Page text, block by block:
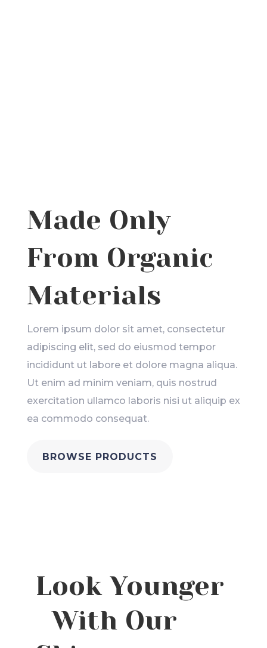
Made Only
From Organic
Materials
Lorem ipsum dolor sit amet, consectetur
adipiscing elit, sed do eiusmod tempor
incididunt ut labore et dolore magna aliqua.
Ut enim ad minim veniam, quis nostrud
exercitation ullamco laboris nisi ut aliquip ex
ea commodo consequat.
BROWSE PRODUCTS
Look Younger
With Our